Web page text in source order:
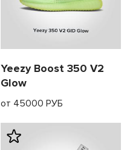
Yeezy Boost 350 V2
Glow
от 45000 РУБ